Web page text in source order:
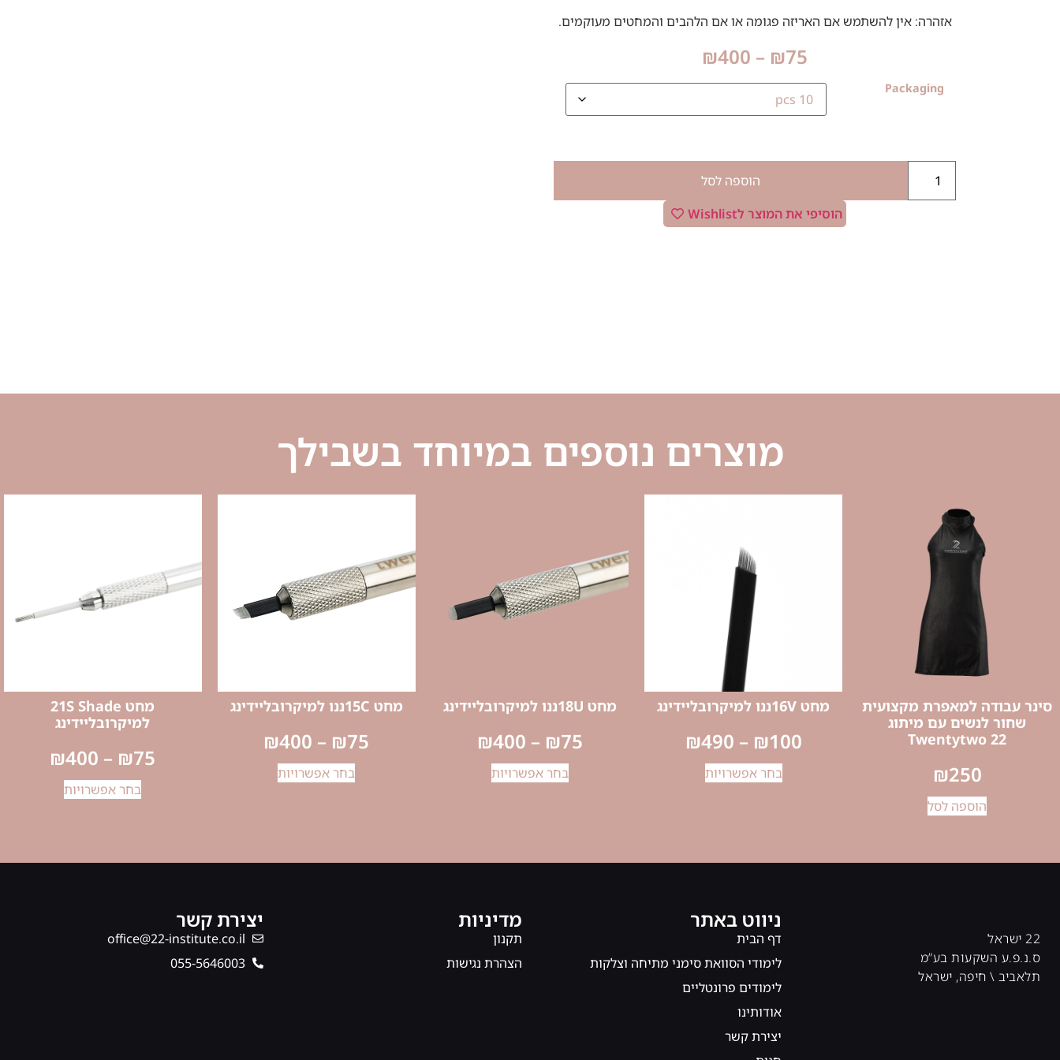
אזהרה: אין להשתמש אם האריזה פגומה או אם הלהבים והמחטים מעוקמים.
₪75
–
₪400
Packaging
הוספה לסל
הוסיפי את המוצר לWishlist
מוצרים נוספים במיוחד בשבילך
סינר עבודה למאפרת מקצועית
שחור לנשים עם מיתוג
Twentytwo 22
₪250
הוספה לסל
מחט 16Vננו למיקרובליידינג
₪100
–
₪490
בחר אפשרויות
מחט 18Uננו למיקרובליידינג
₪75
–
₪400
בחר אפשרויות
מחט 15Cננו למיקרובליידינג
₪75
–
₪400
בחר אפשרויות
מחט 21S Shade
למיקרובליידינג
₪75
–
₪400
בחר אפשרויות
22 ישראל
ס.נ.פ.ע השקעות בע”מ
תלאביב \ חיפה, ישראל
ניווט באתר
דף הבית
לימודי הסוואת סימני מתיחה וצלקות
לימודים פרונטליים
אודותינו
יצירת קשר
מדיניות
תקנון
הצהרת נגישות
יצירת קשר
office@22-institute.co.il
‎055-5646003